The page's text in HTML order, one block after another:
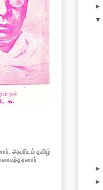
அவரிடம் தமிழ்
►
▼
►
►